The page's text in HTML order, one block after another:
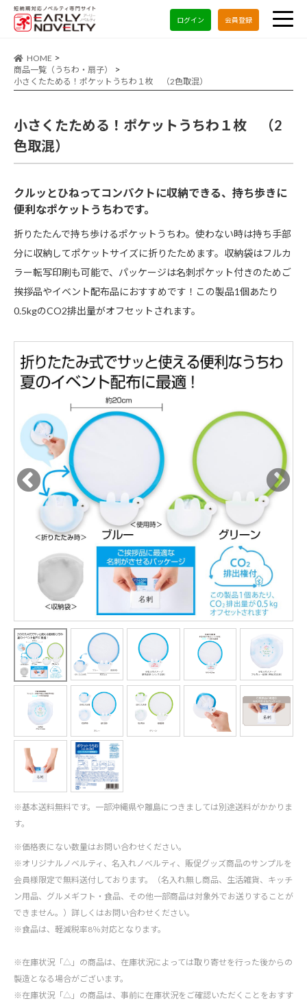
ログイン 会員登録
HOME
商品一覧（うちわ・扇子）
小さくたためる！ポケットうちわ１枚 （2色取混）
小さくたためる！ポケットうちわ１枚 （2
色取混）
クルッとひねってコンパクトに収納できる、持ち歩きに
便利なポケットうちわです。
折りたたんで持ち歩けるポケットうちわ。使わない時は持ち手部
分に収納してポケットサイズに折りたためます。収納袋はフルカ
ラー転写印刷も可能で、パッケージは名刺ポケット付きのためご
挨拶品やイベント配布品におすすめです！この製品1個あたり
0.5kgのCO2排出量がオフセットされます。
※基本送料無料です。一部沖縄県や離島につきましては別途送料がかかりま
す。
※価格表にない数量はお問い合わせください。
※オリジナルノベルティ、名入れノベルティ、販促グッズ商品のサンプルを
会員様限定で無料送付しております。（名入れ無し商品、生活雑貨、キッチ
ン用品、グルメギフト・食品、その他一部商品は対象外でお送りすることが
できません。）詳しくはお問い合わせください。
※食品は、軽減税率8％対応となります。
※在庫状況「△」の商品は、在庫状況によっては取り寄せを行った後からの
製造となる場合がございます。
※在庫状況「△」の商品は、事前に在庫状況をご確認いただくことをおすす